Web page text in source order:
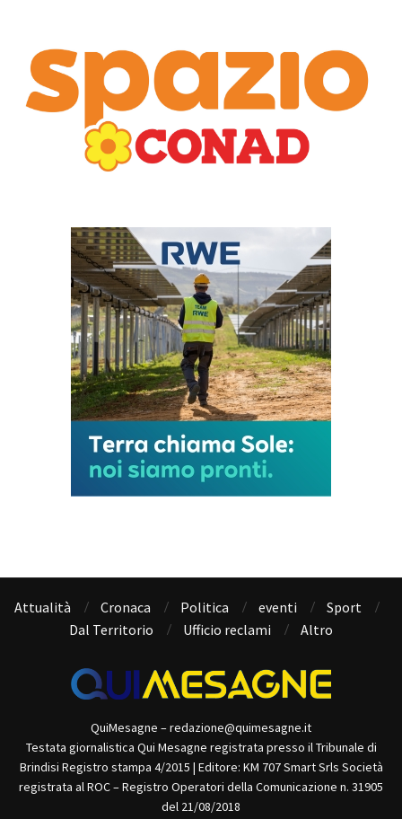
Attualità Cronaca Politica eventi
Sport
Dal Territorio
Ufficio reclami Altro
QuiMesagne – redazione@quimesagne.it
Testata giornalistica Qui Mesagne registrata presso il Tribunale di
Brindisi Registro stampa 4/2015 | Editore: KM 707 Smart Srls Società
registrata al ROC – Registro Operatori della Comunicazione n. 31905
del 21/08/2018